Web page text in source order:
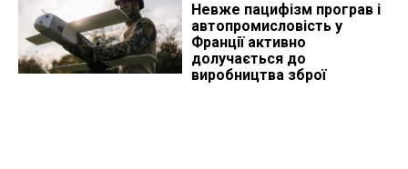
Невже пацифізм програв і
автопромисловість у
Франції активно
долучається до
виробництва зброї